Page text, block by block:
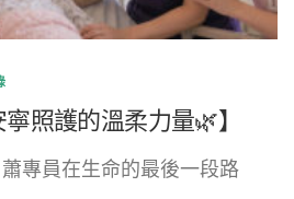
照護的溫柔力量🌿】
專員在生命的最後一段路